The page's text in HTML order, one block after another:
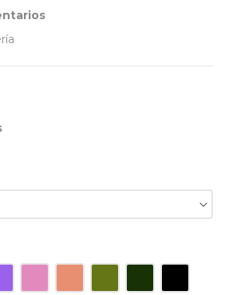
SalmónVerde
Claro
Verde
Oscuro
Negro